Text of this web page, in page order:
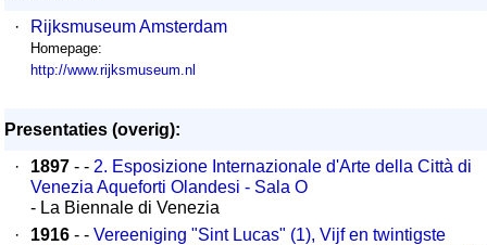
·
Rijksmuseum Amsterdam
Homepage:
http://www.rijksmuseum.nl
Presentaties (overig):
·
1897 - - 2. Esposizione Internazionale d'Arte della Città di
Venezia Aqueforti Olandesi - Sala O
- La Biennale di Venezia
·
1916 - - Vereeniging "Sint Lucas" (1), Vijf en twintigste